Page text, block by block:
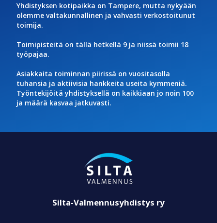
Yhdistyksen kotipaikka on Tampere, mutta nykyään
olemme valtakunnallinen ja vahvasti verkostoitunut
toimija.
Toimipisteitä on tällä hetkellä 9 ja niissä toimii 18
työpajaa.
Asiakkaita toiminnan piirissä on vuositasolla
tuhansia ja aktiivisia hankkeita useita kymmeniä.
Työntekijöitä yhdistyksellä on kaikkiaan jo noin 100
ja määrä kasvaa jatkuvasti.
Silta-Valmennusyhdistys ry